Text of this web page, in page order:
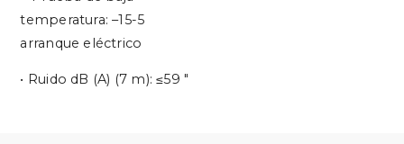
temperatura: –15-5
arranque eléctrico
• Ruido dB (A) (7 m): ≤59 "